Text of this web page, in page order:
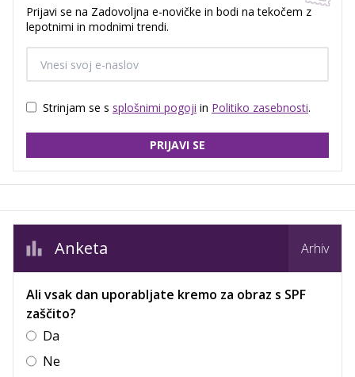
Prijavi se na Zadovoljna e-novičke in bodi na tekočem z
lepotnimi in modnimi trendi.
Strinjam se s splošnimi pogoji in Politiko zasebnosti.
PRIJAVI SE
Anketa Arhiv
Ali vsak dan uporabljate kremo za obraz s SPF
zaščito?
Da
Ne